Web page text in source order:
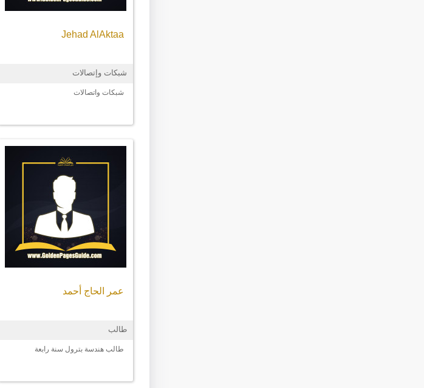
Jehad AlAktaa
شبكات وإتصالات
شبكات واتصالات
عمر الحاج أحمد
طالب
طالب هندسة بترول سنة رابعة